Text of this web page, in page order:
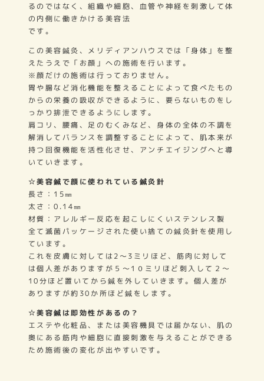
るのではなく、組織や細胞、血管や神経を刺激して体
の内側に働きかける美容法
です。
この美容鍼灸、メリディアンハウスでは「身体」を整
えたうえで「お顔」への施術を行います。
※顔だけの施術は行っておりません。
胃や腸など消化機能を整えることによって食べたもの
からの栄養の吸収ができるように、要らないものをし
っかり排泄できるようにします。
肩コリ、腰痛、足のむくみなど、身体の全体の不調を
解消してバランスを調整することによって、肌本来が
持つ回復機能を活性化させ、アンチエイジングへと導
いていきます。
☆美容鍼で顔に使われている鍼灸針
長さ：15㎜
太さ：0.14㎜
材質：アレルギー反応を起こしにくいステンレス製
全て滅菌パッケージされた使い捨ての鍼灸針を使用し
ています。
これを皮膚に対しては2～3ミリほど、筋肉に対して
は個人差がありますが５～1０ミリほど刺入して２～
10分ほど置いてから鍼を外していきます。個人差が
ありますが約30か所ほど鍼をします。
☆美容鍼は即効性があるの？
エステや化粧品、または美容機具では届かない、肌の
奥にある筋肉や細胞に直接刺激を与えることができる
ため施術後の変化が出やすいです。